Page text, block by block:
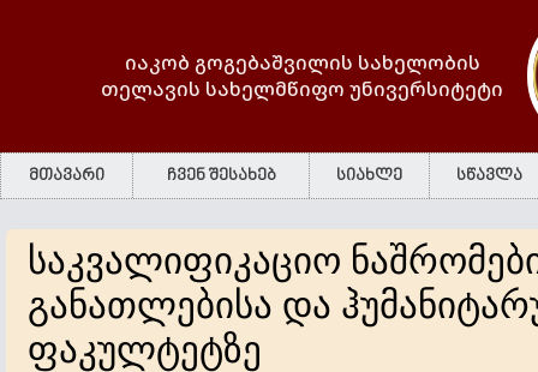
იაკობ გოგებაშვილის სახელობის
თელავის სახელმწიფო უნივერსიტეტი
მთავარი ჩვენ შესახებ სიახლე სწავლა
საკვალიფიკაციო
განათლებისა და
ფაკულტეტზე